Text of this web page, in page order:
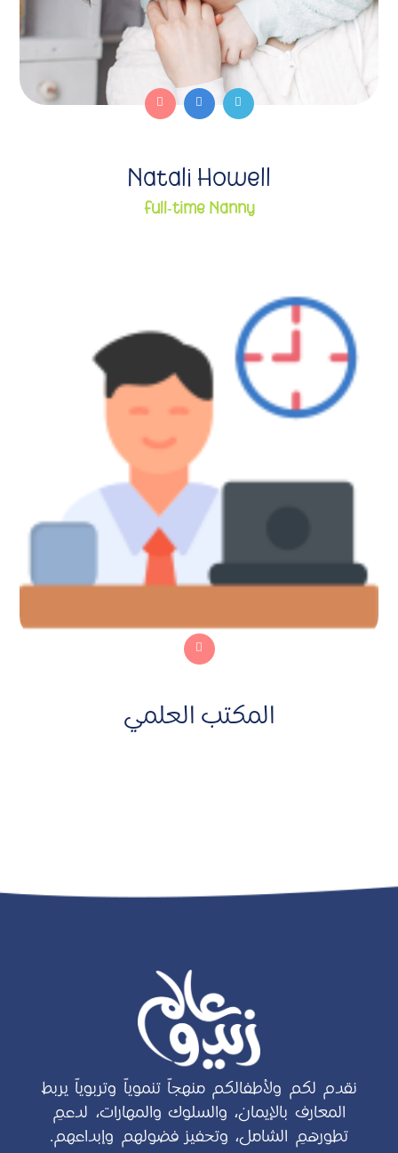
Natali Howell
Full-time Nanny
المكتب العلمي
نقدم لكم ولأطفالكم منهجاً تنموياً وتربوياً يربط
المعارف بالإيمان، والسلوك والمهارات، لدعمِ
تطورهمِ الشامل، وتحفيز فضولهم وإبداعهم.